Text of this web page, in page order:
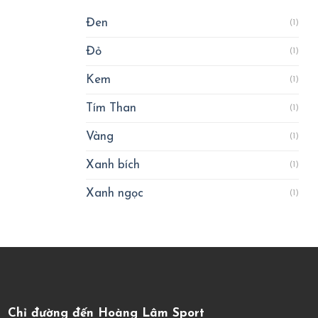
Đen (1)
Đỏ (1)
Kem (1)
Tím Than (1)
Vàng (1)
Xanh bích (1)
Xanh ngọc (1)
Chỉ đường đến Hoàng Lâm Sport